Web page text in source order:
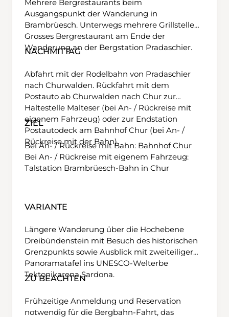
Mehrere Bergrestaurants beim
Ausgangspunkt der Wanderung in
Brambrüesch. Unterwegs mehrere Grillstellen.
Grosses Bergrestaurant am Ende der
Wanderung an der Bergstation Pradaschier.
NACHMITTAG
Abfahrt mit der Rodelbahn von Pradaschier
nach Churwalden. Rückfahrt mit dem
Postauto ab Churwalden nach Chur zur
Haltestelle Malteser (bei An- / Rückreise mit
eigenem Fahrzeug) oder zur Endstation
Postautodeck am Bahnhof Chur (bei An- /
Rückreise mit der Bahn).
ZIEL
Bei An- / Rückreise mit Bahn: Bahnhof Chur
Bei An- / Rückreise mit eigenem Fahrzeug:
Talstation Brambrüesch-Bahn in Chur
VARIANTE
Längere Wanderung über die Hochebene
Dreibündenstein mit Besuch des historischen
Grenzpunkts sowie Ausblick mit zweiteiliger
Panoramatafel ins UNESCO-Welterbe
Tektonikarena Sardona.
ZU BEACHTEN
Frühzeitige Anmeldung und Reservation
notwendig für die Bergbahn-Fahrt, das